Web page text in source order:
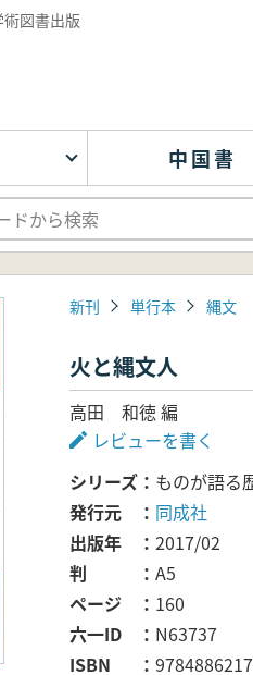
図書出版
中国書
新刊 単行本 縄文
火と縄文人
高田 和徳 編
レビューを書く
シリーズ
ものが語る
発行元
同成社
出版年
2017/02
判
A5
ページ
160
六一ID
N63737
ISBN